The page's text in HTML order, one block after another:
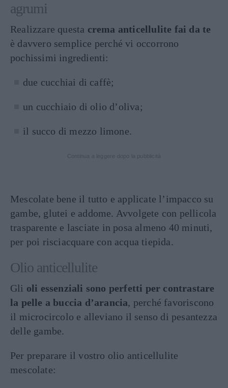
agrumi
Realizzare questa crema anticellulite fai da te
è davvero semplice perché vi occorrono
pochissimi ingredienti:
due cucchiai di caffè;
un cucchiaio di olio d’oliva;
il succo di mezzo limone.
Mescolate bene il tutto e applicate l’impacco su
gambe, glutei e addome. Avvolgete con pellicola
trasparente e lasciate in posa almeno 40 minuti,
per poi risciacquare con acqua tiepida.
Olio anticellulite
Gli oli essenziali sono perfetti per contrastare
la pelle a buccia d’arancia, perché favoriscono
il microcircolo e alleviano il senso di pesantezza
delle gambe.
Per preparare il vostro olio anticellulite
mescolate: